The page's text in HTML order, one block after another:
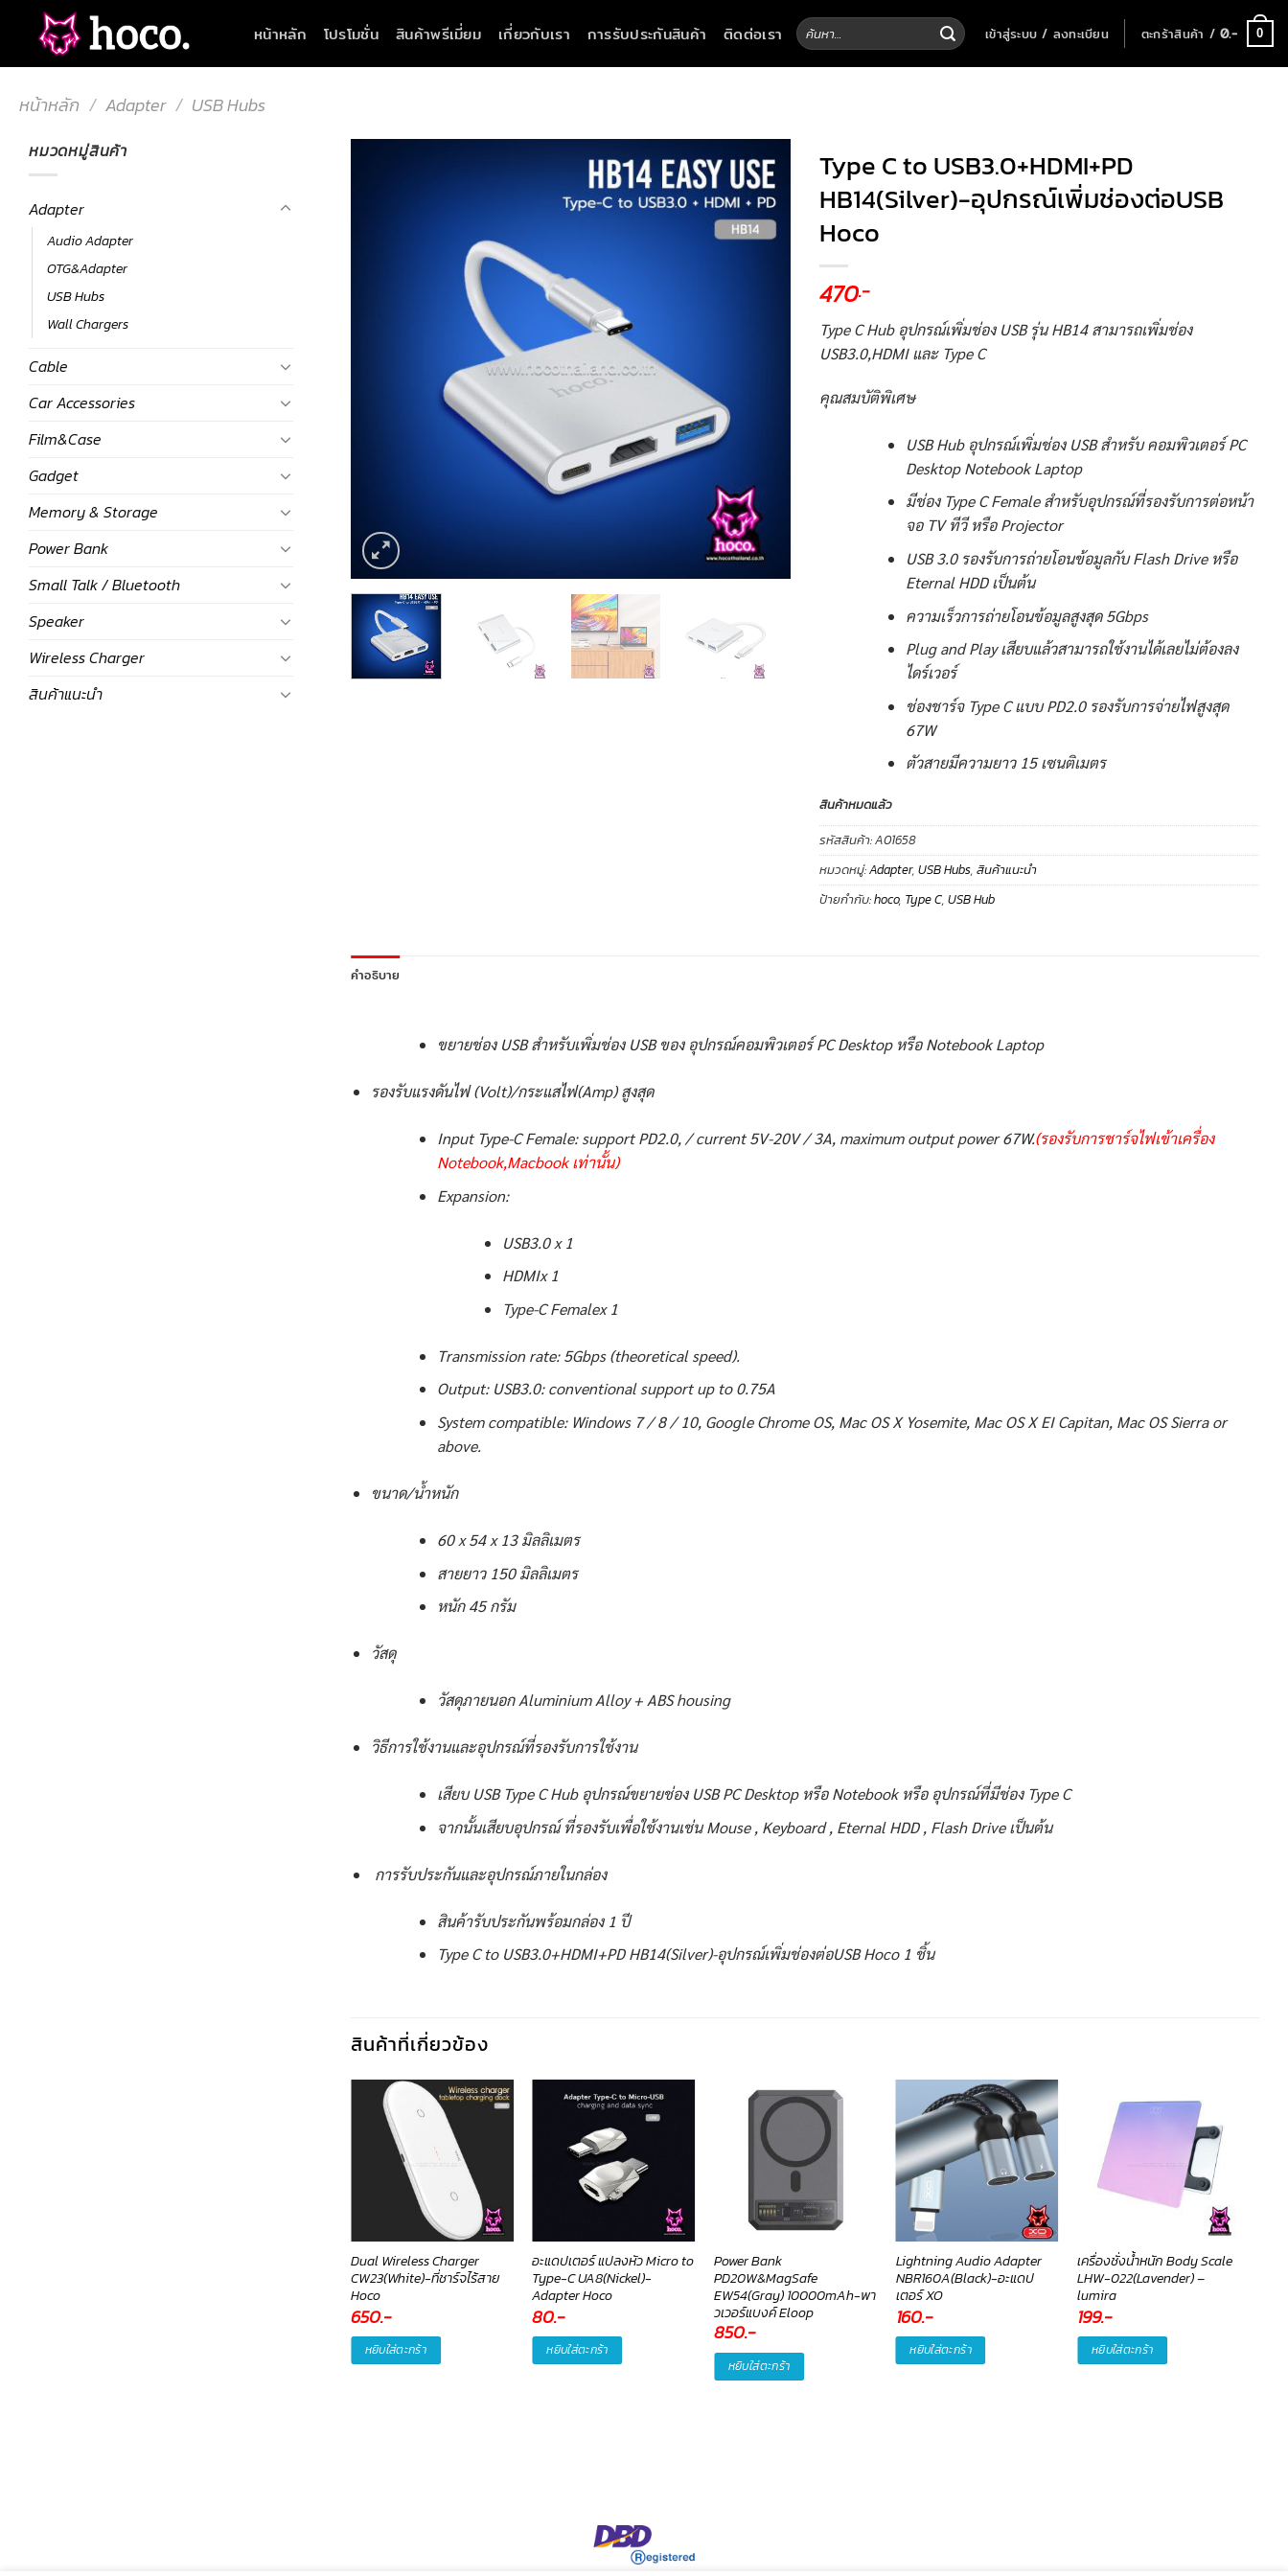
content
หน้าหลัก โปรโมชั่น สินค้าพรีเมี่ยม เกี่ยวกับเรา การรับประกันสินค้า ติดต่อเรา ค้นหา: เข้าสู่ระบบ / ลงทะเบียน ตะกร้าสินค้า /0.- 0
หน้าหลัก / Adapter / USB Hubs
หมวดหมู่สินค้า
Adapter
Audio Adapter
OTG&Adapter
USB Hubs
Wall Chargers
Cable
Car Accessories
Film&Case
Gadget
Memory & Storage
Power Bank
Small Talk / Bluetooth
Speaker
Wireless Charger
สินค้าแนะนำ
Type C to USB3.0+HDMI+PD
HB14(Silver)-อุปกรณ์เพิ่มช่องต่อUSB
Hoco
470.-
Type C Hub อุปกรณ์เพิ่มช่อง USB รุ่น HB14 สามารถเพิ่มช่อง
USB3.0,HDMI และ Type C
คุณสมบัติพิเศษ
USB Hub อุปกรณ์เพิ่มช่อง USB สำหรับ คอมพิวเตอร์ PC
Desktop Notebook Laptop
มีช่อง Type C Female สำหรับอุปกรณ์ที่รองรับการต่อหน้า
จอ TV ทีวี หรือ Projector
USB 3.0 รองรับการถ่ายโอนข้อมูลกับ Flash Drive หรือ
Eternal HDD เป็นต้น
ความเร็วการถ่ายโอนข้อมูลสูงสุด 5Gbps
Plug and Play เสียบแล้วสามารถใช้งานได้เลยไม่ต้องลง
ไดร์เวอร์
ช่องชาร์จ Type C แบบ PD2.0 รองรับการจ่ายไฟสูงสุด
67W
ตัวสายมีความยาว 15 เซนติเมตร
สินค้าหมดแล้ว
รหัสสินค้า:A01658
หมวดหมู่:Adapter, USB Hubs, สินค้าแนะนำ
ป้ายกำกับ:hoco, Type C, USB Hub
คำอธิบาย
ขยายช่อง USB สำหรับเพิ่มช่อง USB ของ อุปกรณ์คอมพิวเตอร์ PC Desktop หรือ Notebook Laptop
รองรับแรงดันไฟ (Volt)/กระแสไฟ(Amp) สูงสุด
Input Type-C Female: support PD2.0, / current 5V-20V / 3A, maximum output power 67W.(รองรับการชาร์จไฟเข้าเครื่อง
Notebook,Macbook เท่านั้น)
Expansion:
USB3.0 x 1
HDMIx 1
Type-C Femalex 1
Transmission rate: 5Gbps (theoretical speed).
Output: USB3.0: conventional support up to 0.75A
System compatible: Windows 7 / 8 / 10, Google Chrome OS, Mac OS X Yosemite, Mac OS X EI Capitan, Mac OS Sierra or
above.
ขนาด/น้ำหนัก
60 x 54 x 13 มิลลิเมตร
สายยาว 150 มิลลิเมตร
หนัก 45 กรัม
วัสดุ
วัสดุภายนอก Aluminium Alloy + ABS housing
วิธีการใช้งานและอุปกรณ์ที่รองรับการใช้งาน
เสียบ USB Type C Hub อุปกรณ์ขยายช่อง USB PC Desktop หรือ Notebook หรือ อุปกรณ์ที่มีช่อง Type C
จากนั้นเสียบอุปกรณ์ ที่รองรับเพื่อใช้งานเช่น Mouse , Keyboard , Eternal HDD , Flash Drive เป็นต้น
การรับประกันและอุปกรณ์ภายในกล่อง
สินค้ารับประกันพร้อมกล่อง 1 ปี
Type C to USB3.0+HDMI+PD HB14(Silver)-อุปกรณ์เพิ่มช่องต่อUSB Hoco 1 ชิ้น
สินค้าที่เกี่ยวข้อง
Dual Wireless Charger
CW23(White)-ที่ชาร์จไร้สาย
Hoco
650.-
หยิบใส่ตะกร้า
อะแดปเตอร์ แปลงหัว Micro to
Type-C UA8(Nickel)-
Adapter Hoco
80.-
หยิบใส่ตะกร้า
Power Bank
PD20W&MagSafe
EW54(Gray) 10000mAh-พา
วเวอร์แบงค์ Eloop
850.-
หยิบใส่ตะกร้า
Lightning Audio Adapter
NBR160A(Black)-อะแดป
เตอร์ XO
160.-
หยิบใส่ตะกร้า
เครื่องชั่งน้ำหนัก Body Scale
LHW-022(Lavender) –
lumira
199.-
หยิบใส่ตะกร้า